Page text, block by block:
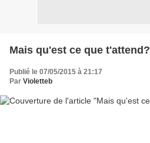
Mais qu'est ce que t'attend?
Publié le 07/05/2015 à 21:17
Par Violetteb